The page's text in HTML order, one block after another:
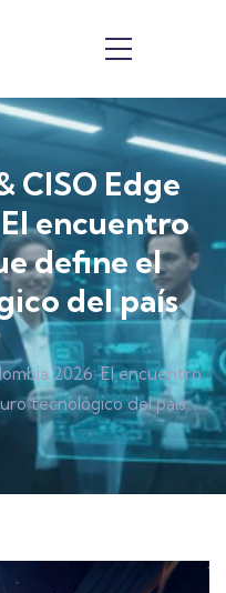
CISO Edge
encuentro
define el
del país
2026: El encuentro
tecnológico del país